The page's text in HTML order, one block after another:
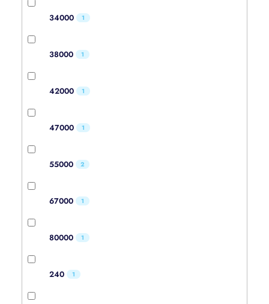
34000 1
38000 1
42000 1
47000 1
55000 2
67000 1
80000 1
240 1